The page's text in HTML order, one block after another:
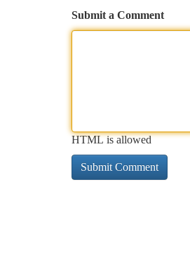
Submit a Comment
HTML is allowed